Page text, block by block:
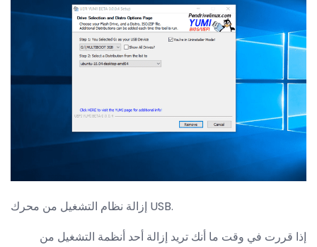
إزالة نظام التشغيل من محرك USB.
إذا قررت في وقت ما أنك تريد إزالة أحد أنظمة التشغيل من